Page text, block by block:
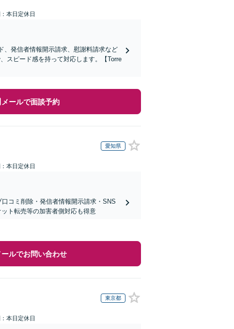
本日定休日
、発信者情報開示請求、慰謝料請求など
スピード感を持って対応します。【Torre
メールで面談予約
愛知県
本日定休日
コミ削除・発信者情報開示請求・SNS
ト転売等の加害者側対応も得意
ールでお問い合わせ
東京都
本日定休日